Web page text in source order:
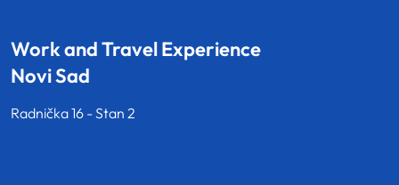
Work and Travel Experience
Novi Sad
Radnička 16 - Stan 2